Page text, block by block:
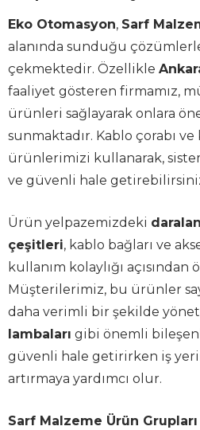
Eko Otomasyon, Sarf
alanında sunduğu
çekmektedir. Özellikle
faaliyet gösteren firmamız,
ürünleri sağlayarak onlara
sunmaktadır. Kablo çorabı
ürünlerimizi kullanarak,
ve güvenli hale
Ürün yelpazemizdeki
çeşitleri, kablo bağları ve
kullanım kolaylığı açısından
Müşterilerimiz, bu ürünler
daha verimli bir şekilde
lambaları gibi önemli
güvenli hale getirirken iş
artırmaya yardımcı olur.
Sarf Malzeme Ürün Grupları